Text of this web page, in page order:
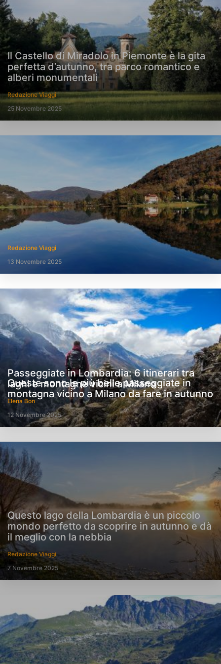
Il Castello di Miradolo in Piemonte è la gita
perfetta d’autunno, tra parco romantico e
alberi monumentali
Redazione Viaggi
25 Novembre 2025
Redazione Viaggi
13 Novembre 2025
Passeggiate in Lombardia: 6 itinerari tra
laghi e montagne vicini a Milano
Elena Bon
12 Novembre 2025
Questo lago della Lombardia è un piccolo
mondo perfetto da scoprire in autunno e dà
il meglio con la nebbia
Redazione Viaggi
7 Novembre 2025
Queste sono le più belle passeggiate in
montagna vicino a Milano da fare in autunno